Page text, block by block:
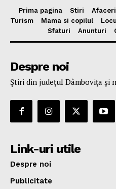
Prima pagina Stiri
Turism
Mama si copilul
Sfaturi
Anunturi
Despre noi
Ştiri din judeţul Dâmboviţa şi
Link-uri utile
Despre noi
Publicitate